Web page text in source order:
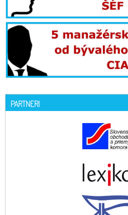
PARTNERI